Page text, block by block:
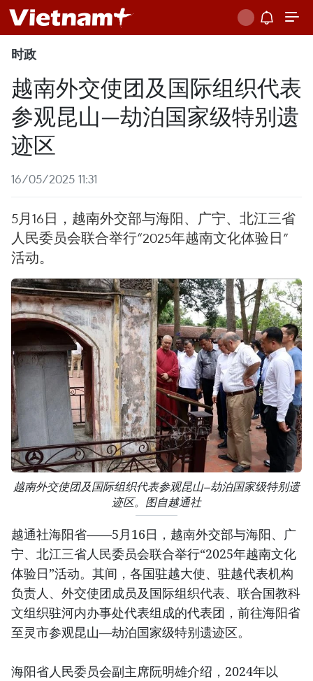
时政
越南外交使团及国际组织代表
参观昆山—劫泊国家级特别遗
迹区
16/05/2025 11:31
5月16日，越南外交部与海阳、广宁、北江三省
人民委员会联合举行“2025年越南文化体验日”
活动。
越南外交使团及国际组织代表参观昆山—劫泊国家级特别遗
迹区。图自越通社
越通社海阳省——5月16日，越南外交部与海阳、广
宁、北江三省人民委员会联合举行“2025年越南文化
体验日”活动。其间，各国驻越大使、驻越代表机构
负责人、外交使团成员及国际组织代表、联合国教科
文组织驻河内办事处代表组成的代表团，前往海阳省
至灵市参观昆山—劫泊国家级特别遗迹区。
海阳省人民委员会副主席阮明雄介绍，2024年以